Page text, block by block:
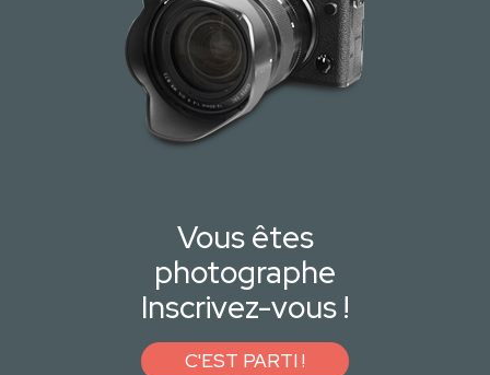
Vous êtes
photographe
Inscrivez-vous !
C'EST PARTI !